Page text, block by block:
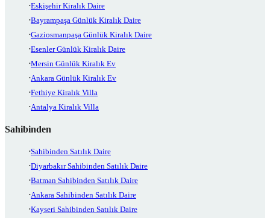
Eskişehir Kiralık Daire
Bayrampaşa Günlük Kiralık Daire
Gaziosmanpaşa Günlük Kiralık Daire
Esenler Günlük Kiralık Daire
Mersin Günlük Kiralık Ev
Ankara Günlük Kiralık Ev
Fethiye Kiralık Villa
Antalya Kiralık Villa
Sahibinden
Sahibinden Satılık Daire
Diyarbakır Sahibinden Satılık Daire
Batman Sahibinden Satılık Daire
Ankara Sahibinden Satılık Daire
Kayseri Sahibinden Satılık Daire